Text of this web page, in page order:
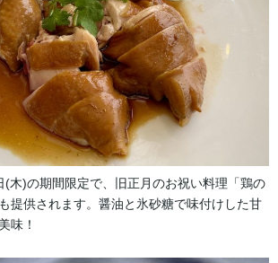
(木)の期間限定で、旧正月のお祝い料理「鶏の
提供されます。醤油と氷砂糖で味付けした甘
味！